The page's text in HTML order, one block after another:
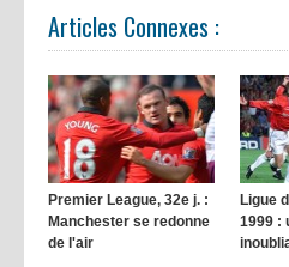
Articles Connexes :
Premier League, 32e j. :
Manchester se redonne
de l'air
Ligue
1999 :